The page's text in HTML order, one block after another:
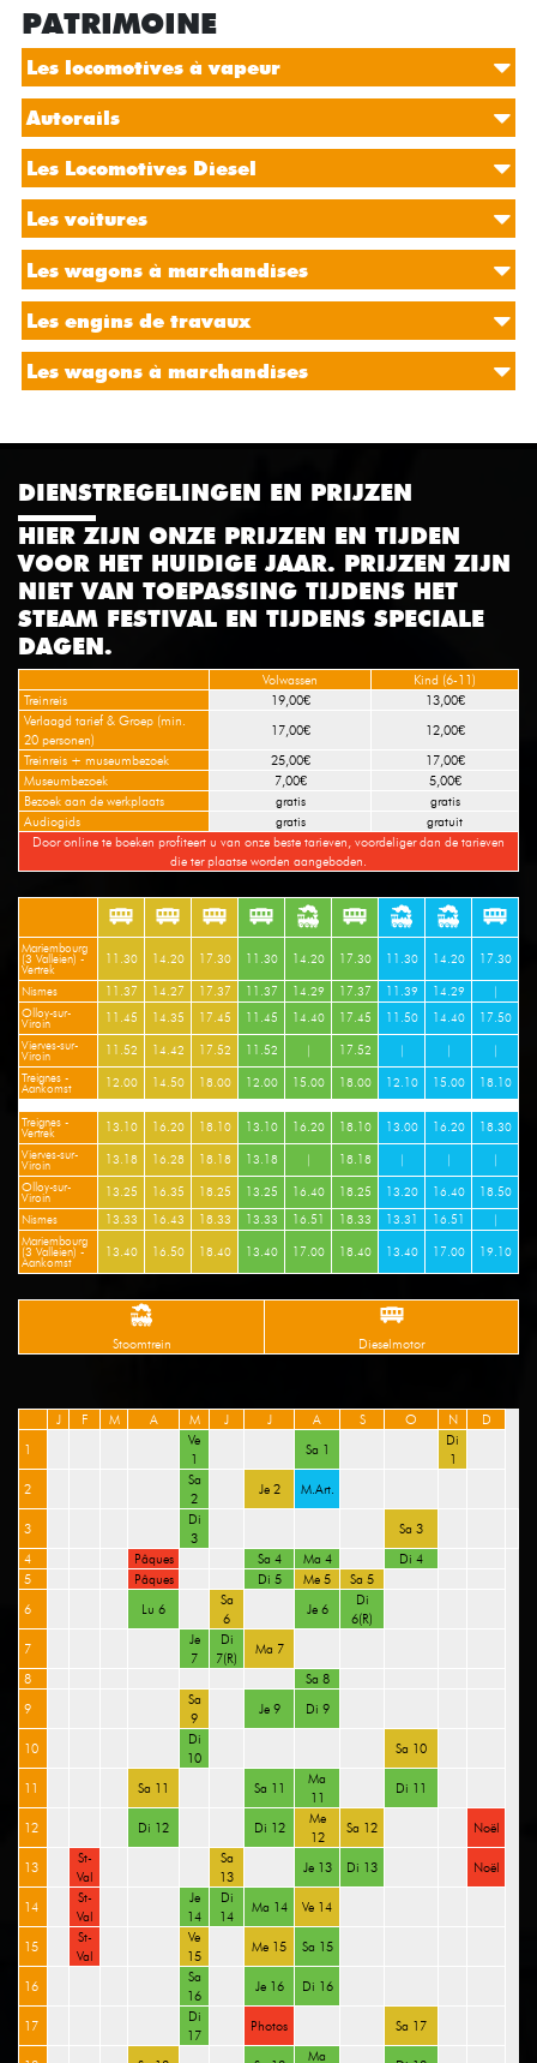
PATRIMOINE
Les locomotives à vapeur
Autorails
Les Locomotives Diesel
Les voitures
Les wagons à marchandises
Les engins de travaux
Les wagons à marchandises
DIENSTREGELINGEN EN PRIJZEN
HIER ZIJN ONZE PRIJZEN EN TIJDEN
VOOR HET HUIDIGE JAAR. PRIJZEN ZIJN
NIET VAN TOEPASSING TIJDENS HET
STEAM FESTIVAL EN TIJDENS SPECIALE
DAGEN.
Volwassen
Kind (6-11)
Treinreis
19,00€
13,00€
Verlaagd tarief & Groep (min.
20 personen)
17,00€
12,00€
Treinreis + museumbezoek
25,00€
17,00€
Museumbezoek
7,00€
5,00€
Bezoek aan de werkplaats
gratis
gratis
Audiogids
gratis
gratuit
Door online te boeken profiteert u van onze beste tarieven, voordeliger dan de tarieven
die ter plaatse worden aangeboden.
Mariembourg
(3 Valleien) -
Vertrek
11.30 14.20 17.30 11.30 14.20 17.30 11.30 14.20 17.30
Nismes 11.37 14.27 17.37 11.37 14.29 17.37 11.39 14.29
|
Olloy-sur-
Viroin
11.45 14.35 17.45 11.45 14.40 17.45 11.50 14.40 17.50
Vierves-sur-
Viroin
11.52 14.42 17.52 11.52 | 17.52 | | |
Treignes -
Aankomst
12.00 14.50 18.00 12.00 15.00 18.00 12.10 15.00 18.10
Treignes -
Vertrek
13.10 16.20 18.10 13.10 16.20 18.10 13.00 16.20 18.30
Vierves-sur-
Viroin
13.18 16.28 18.18 13.18 | 18.18 | | |
Olloy-sur-
Viroin
13.25 16.35 18.25 13.25 16.40 18.25 13.20 16.40 18.50
Nismes 13.33 16.43 18.33 13.33 16.51 18.33 13.31 16.51
|
Mariembourg
(3 Valleien) -
Aankomst
13.40 16.50 18.40 13.40 17.00 18.40 13.40 17.00 19.10
Stoomtrein Dieselmotor
J F M A M J J A S O N
D
1
Ve
1
Sa 1
Di
1
2
Sa
2
Je 2 M.Art.
3
Di
3
Sa 3
4
Pâques Sa 4 Ma 4
Di 4
5
Pâques Di 5 Me 5
Sa 5
6
Lu 6
Sa
6
Je 6
Di
6(R)
7
Je
7
Di
7(R)
Ma 7
8
Sa 8
9
Sa
9
Je 9 Di 9
10
Di
10
Sa 10
11 Sa 11 Sa 11
Ma
11
Di 11
12 Di 12 Di 12
Me
12
Sa 12 Noël
13
St-
Val
Sa
13
Je 13 Di 13 Noël
14
St-
Val
Je
14
Di
14
Ma 14 Ve 14
15
St-
Val
Ve
15
Me 15 Sa 15
16
Sa
16
Je 16 Di 16
17
Di
17
Photos Sa 17
Ma